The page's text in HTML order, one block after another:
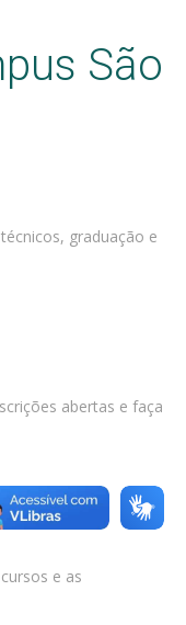
São
graduação e
abertas e faça
e as